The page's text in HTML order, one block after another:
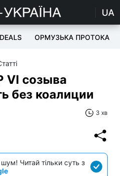
UA
ОРМУЗЬКА ПРОТОКА
VI созыва
без коалиции
3 хв
Читай тільки суть з